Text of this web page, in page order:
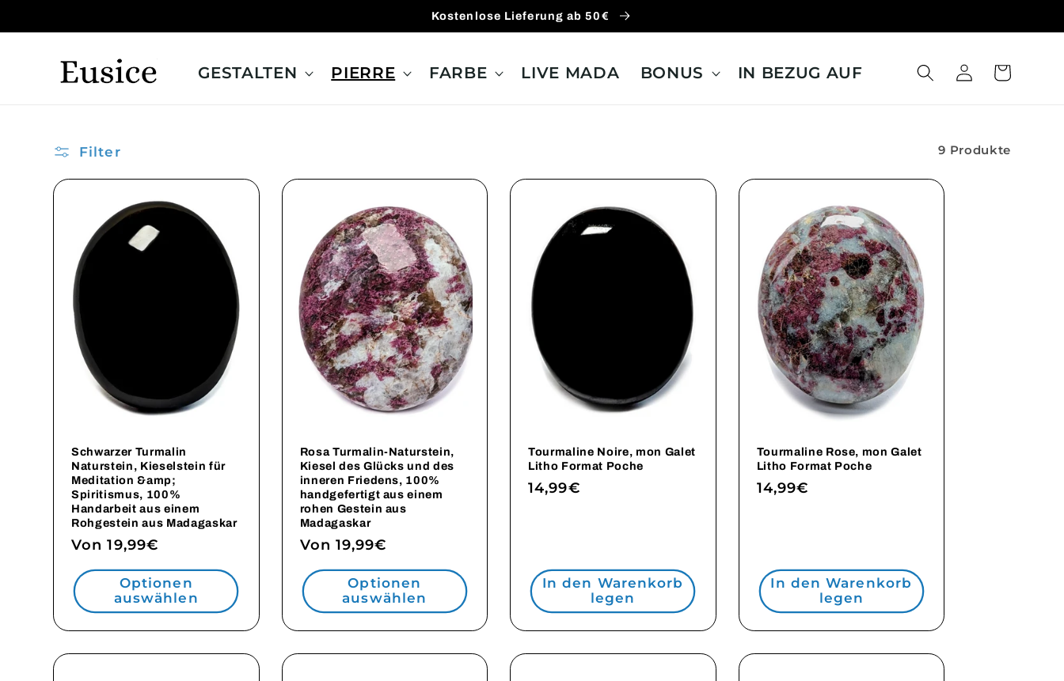
Inhalt
Kostenlose Lieferung ab 50€
GESTALTEN PIERRE FARBE LIVE MADA BONUS IN BEZUG AUF Einloggen
Warenkorb
Filter 9 Produkte
Schwarzer Turmalin
Naturstein, Kieselstein für
Meditation &amp;
Spiritismus, 100%
Handarbeit aus einem
Rohgestein aus Madagaskar
Normaler
Von 19,99€
Optionen
auswählen
Rosa Turmalin-Naturstein,
Kiesel des Glücks und des
inneren Friedens, 100%
handgefertigt aus einem
rohen Gestein aus
Madagaskar
Normaler
Von 19,99€
Optionen
auswählen
Tourmaline Noire, mon Galet
Litho Format Poche
Normaler
14,99€
In den Warenkorb
legen
Tourmaline Rose, mon Galet
Litho Format Poche
Normaler
14,99€
In den Warenkorb
legen